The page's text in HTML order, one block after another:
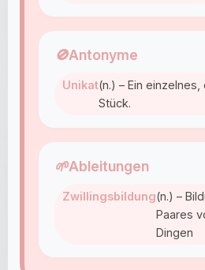
🚫Antonyme
Unikat(n.) – Ein
Stück.
🌱Ableitungen
Zwillingsbildung(n.) –
Paares
Dingen